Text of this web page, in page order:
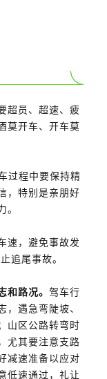
超员、超速、疲
莫开车、开车莫
过程中要保持精
，特别是亲朋好
。
速，避免事故发
追尾事故。
和路况。 驾车行
，遇急弯陡坡、
山区公路转弯时
尤其要注意支路
减速准备以应对
低速通过，礼让